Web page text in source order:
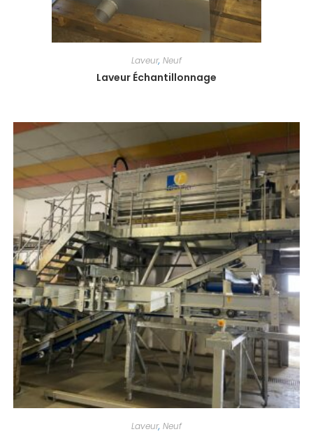
Laveur, Neuf
Laveur Échantillonnage
Laveur, Neuf